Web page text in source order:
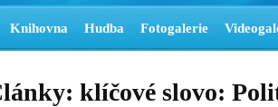
Knihovna Hudba Fotogalerie
klíčové slovo: